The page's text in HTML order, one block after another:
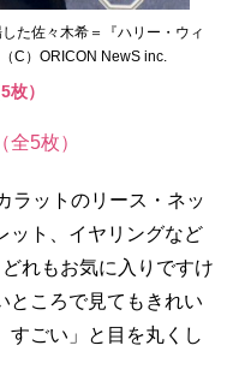
た佐々木希＝『ハリー・ウィ
C）ORICON NewS inc.
枚）
全5枚）
ラットのリース・ネッ
ット、イヤリングなど
れもお気に入りですけ
ところで見てもきれい
すごい」と目を丸くし